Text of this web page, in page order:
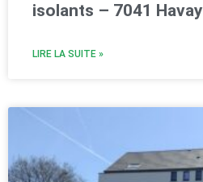
isolants – 7041 Havay
LIRE LA SUITE »